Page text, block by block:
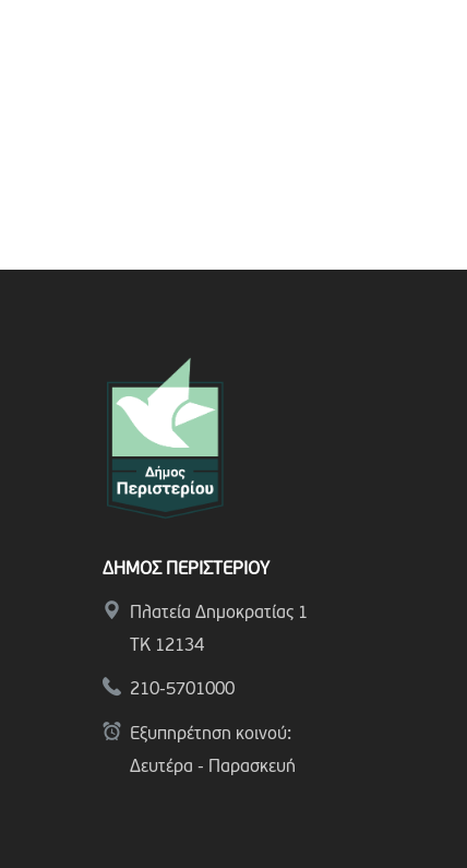
ΔΗΜΟΣ ΠΕΡΙΣΤΕΡΙΟΥ
Πλατεία Δημοκρατίας 1
ΤΚ 12134
210-5701000
Εξυπηρέτηση κοινού:
Δευτέρα - Παρασκευή